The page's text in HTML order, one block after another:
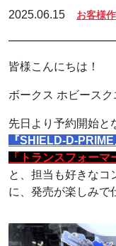
2025.06.15 お客様
皆様こんにちは！
ボークス ホビース
先日より予約開始と
『SHIELD-D-PRIME
「トランスフォーマ
と、担当も好きなコ
に、発売が楽しみで